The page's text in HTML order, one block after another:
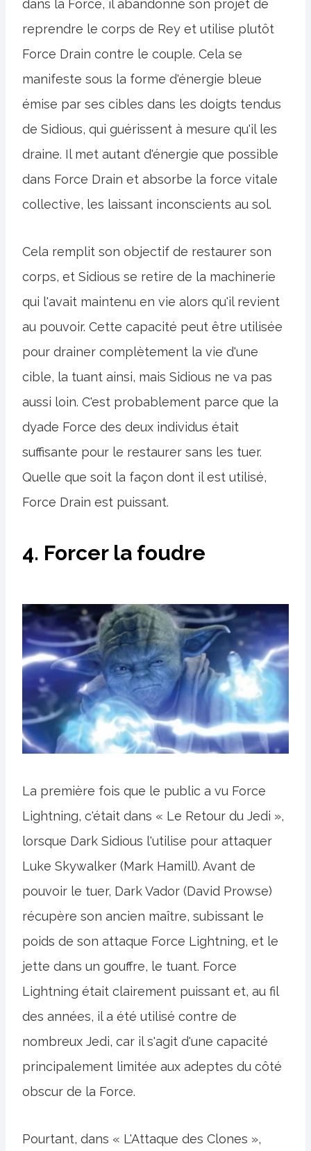
dans la Force, il abandonne son projet de
reprendre le corps de Rey et utilise plutôt
Force Drain contre le couple. Cela se
manifeste sous la forme d'énergie bleue
émise par ses cibles dans les doigts tendus
de Sidious, qui guérissent à mesure qu'il les
draine. Il met autant d'énergie que possible
dans Force Drain et absorbe la force vitale
collective, les laissant inconscients au sol.
Cela remplit son objectif de restaurer son
corps, et Sidious se retire de la machinerie
qui l'avait maintenu en vie alors qu'il revient
au pouvoir. Cette capacité peut être utilisée
pour drainer complètement la vie d'une
cible, la tuant ainsi, mais Sidious ne va pas
aussi loin. C'est probablement parce que la
dyade Force des deux individus était
suffisante pour le restaurer sans les tuer.
Quelle que soit la façon dont il est utilisé,
Force Drain est puissant.
4. Forcer la foudre
La première fois que le public a vu Force
Lightning, c'était dans « Le Retour du Jedi »,
lorsque Dark Sidious l'utilise pour attaquer
Luke Skywalker (Mark Hamill). Avant de
pouvoir le tuer, Dark Vador (David Prowse)
récupère son ancien maître, subissant le
poids de son attaque Force Lightning, et le
jette dans un gouffre, le tuant. Force
Lightning était clairement puissant et, au fil
des années, il a été utilisé contre de
nombreux Jedi, car il s'agit d'une capacité
principalement limitée aux adeptes du côté
obscur de la Force.
Pourtant, dans « L'Attaque des Clones »,